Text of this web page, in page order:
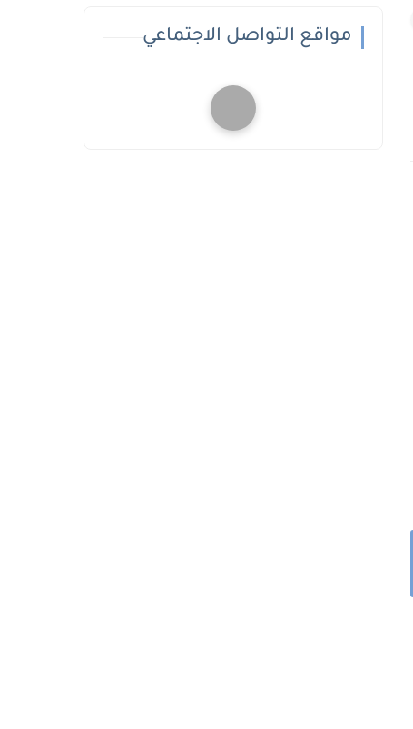
مواقع التواصل الاجتماعي